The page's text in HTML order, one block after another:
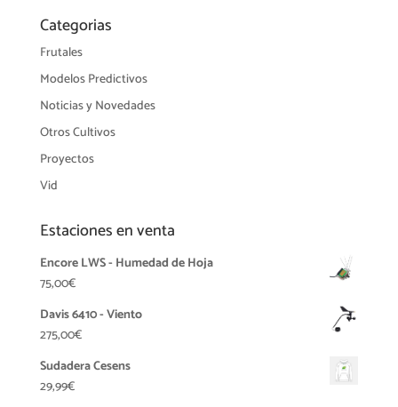
Categorias
Frutales
Modelos Predictivos
Noticias y Novedades
Otros Cultivos
Proyectos
Vid
Estaciones en venta
Encore LWS - Humedad de Hoja
75,00€
Davis 6410 - Viento
275,00€
Sudadera Cesens
29,99€